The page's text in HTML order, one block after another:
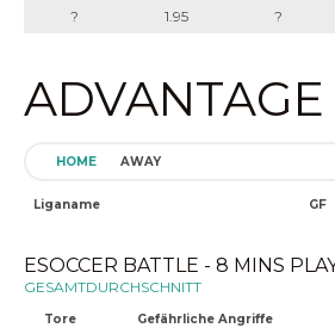
? 1.95 ?
ADVANTAGE
HOME AWAY
Liganame GF
ESOCCER BATTLE - 8 MINS
GESAMTDURCHSCHNITT
Tore Gefährliche Angriffe